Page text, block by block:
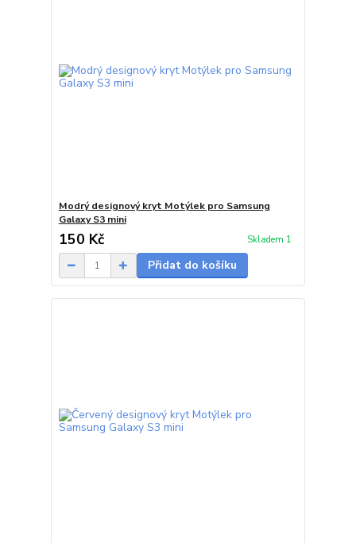
Modrý designový kryt Motýlek pro Samsung
Galaxy S3 mini
150 Kč Skladem 1
Přidat do košíku